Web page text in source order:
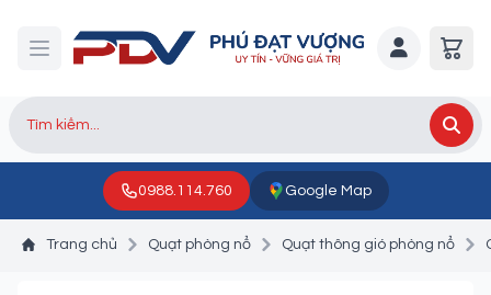
0988.114.760 Google Map
Trang chủ Quạt phòng nổ Quạt thông gió phòng nổ